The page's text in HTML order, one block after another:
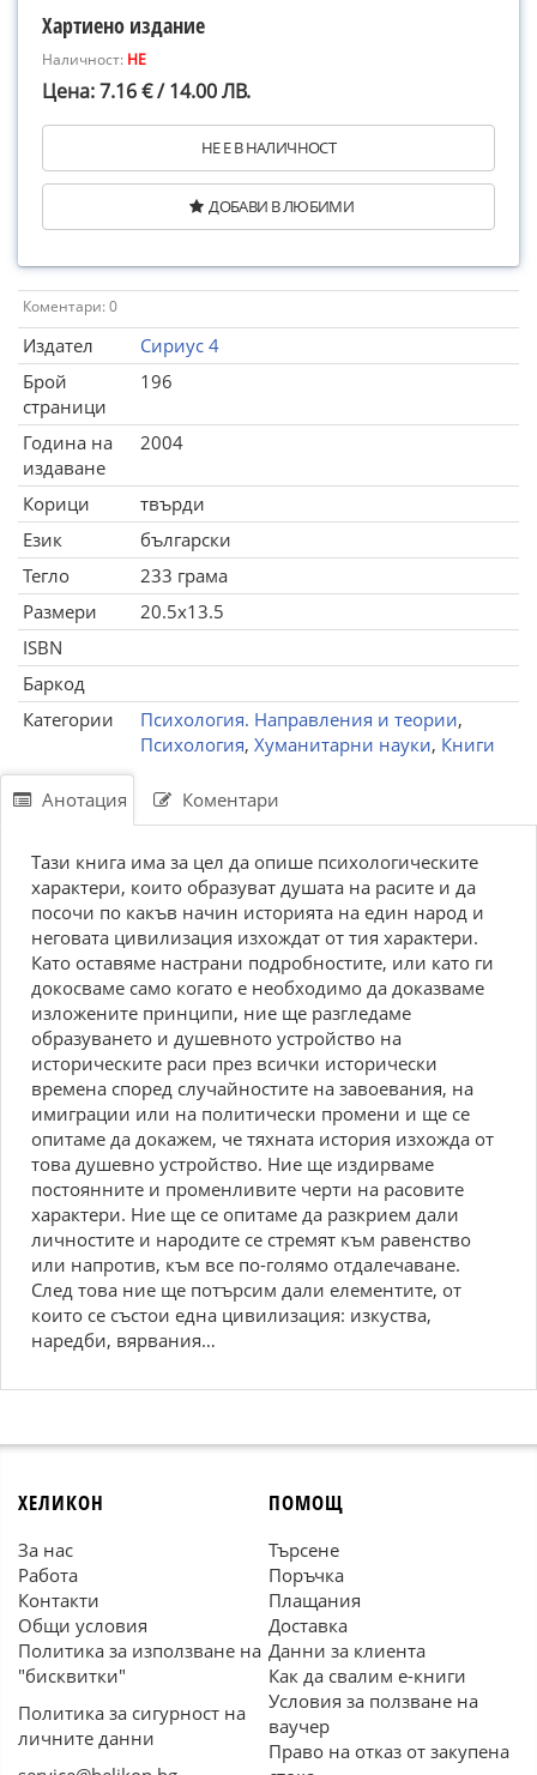
Хартиено издание
Наличност: НЕ
Цена: 7.16 € / 14.00 ЛВ.
НЕ Е В НАЛИЧНОСТ
ДОБАВИ В ЛЮБИМИ
Коментари: 0
Издател
Сириус 4
Брой
страници
196
Година на
издаване
2004
Корици
твърди
Език
български
Тегло
233 грама
Размери
20.5x13.5
ISBN
Баркод
Категории
Психология. Направления и теории,
Психология, Хуманитарни науки, Книги
Анотация Коментари
Тази книга има за цел да опише психологическите
характери, които образуват душата на расите и да
посочи по какъв начин историята на един народ и
неговата цивилизация изхождат от тия характери.
Като оставяме настрани подробностите, или като ги
докосваме само когато е необходимо да доказваме
изложените принципи, ние ще разгледаме
образуването и душевното устройство на
историческите раси през всички исторически
времена според случайностите на завоевания, на
имиграции или на политически промени и ще се
опитаме да докажем, че тяхната история изхожда от
това душевно устройство. Ние ще издирваме
постоянните и променливите черти на расовите
характери. Ние ще се опитаме да разкрием дали
личностите и народите се стремят към равенство
или напротив, към все по-голямо отдалечаване.
След това ние ще потърсим дали елементите, от
които се състои една цивилизация: изкуства,
наредби, вярвания…
ХЕЛИКОН
За нас
Работа
Контакти
Общи условия
Политика за използване на
"бисквитки"
Политика за сигурност на
личните данни
ПОМОЩ
Търсене
Поръчка
Плащания
Доставка
Данни за клиента
Как да свалим е-книги
Условия за ползване на
ваучер
Право на отказ от закупена